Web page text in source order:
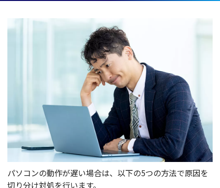
パソコンの動作が遅い場合は、 以下の5つの方法で原因を
切り分け対処を行います。